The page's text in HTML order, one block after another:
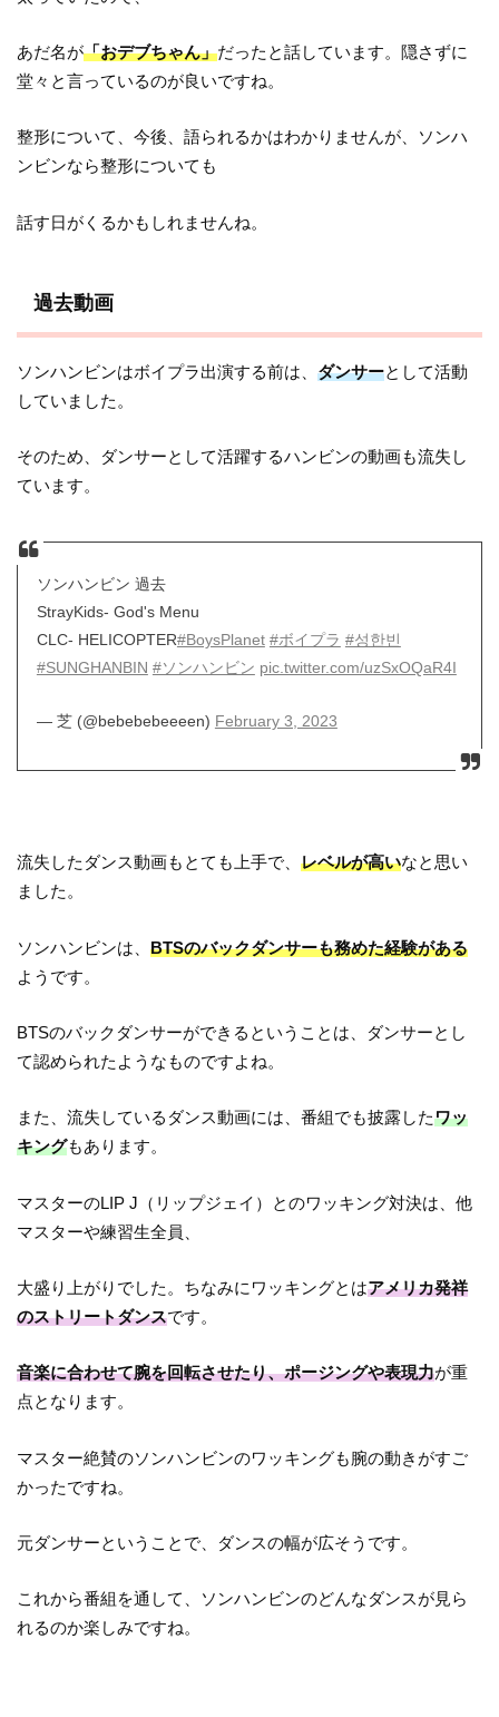
あだ名が「おデブちゃん」だったと話しています。隠さずに
堂々と言っているのが良いですね。
整形について、今後、語られるかはわかりませんが、ソンハ
ンビンなら整形についても
話す日がくるかもしれませんね。
過去動画
ソンハンビンはボイプラ出演する前は、ダンサーとして活動
していました。
そのため、ダンサーとして活躍するハンビンの動画も流失し
ています。
ソンハンビン 過去
StrayKids- God's Menu
CLC- HELICOPTER#BoysPlanet #ボイプラ #성한빈
#SUNGHANBIN #ソンハンビン pic.twitter.com/uzSxOQaR4I
— 芝 (@bebebebeeeen) February 3, 2023
流失したダンス動画もとても上手で、レベルが高いなと思い
ました。
ソンハンビンは、BTSのバックダンサーも務めた経験がある
ようです。
BTSのバックダンサーができるということは、ダンサーとし
て認められたようなものですよね。
また、流失しているダンス動画には、番組でも披露したワッ
キングもあります。
マスターのLIP J（リップジェイ）とのワッキング対決は、他
マスターや練習生全員、
大盛り上がりでした。ちなみにワッキングとはアメリカ発祥
のストリートダンスです。
音楽に合わせて腕を回転させたり、ポージングや表現力が重
点となります。
マスター絶賛のソンハンビンのワッキングも腕の動きがすご
かったですね。
元ダンサーということで、ダンスの幅が広そうです。
これから番組を通して、ソンハンビンのどんなダンスが見ら
れるのか楽しみですね。